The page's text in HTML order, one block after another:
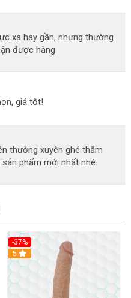
xa hay gần, nhưng thường
được hàng
giá tốt!
thường xuyên ghé thăm
phẩm mới nhất nhé.
-37%
5